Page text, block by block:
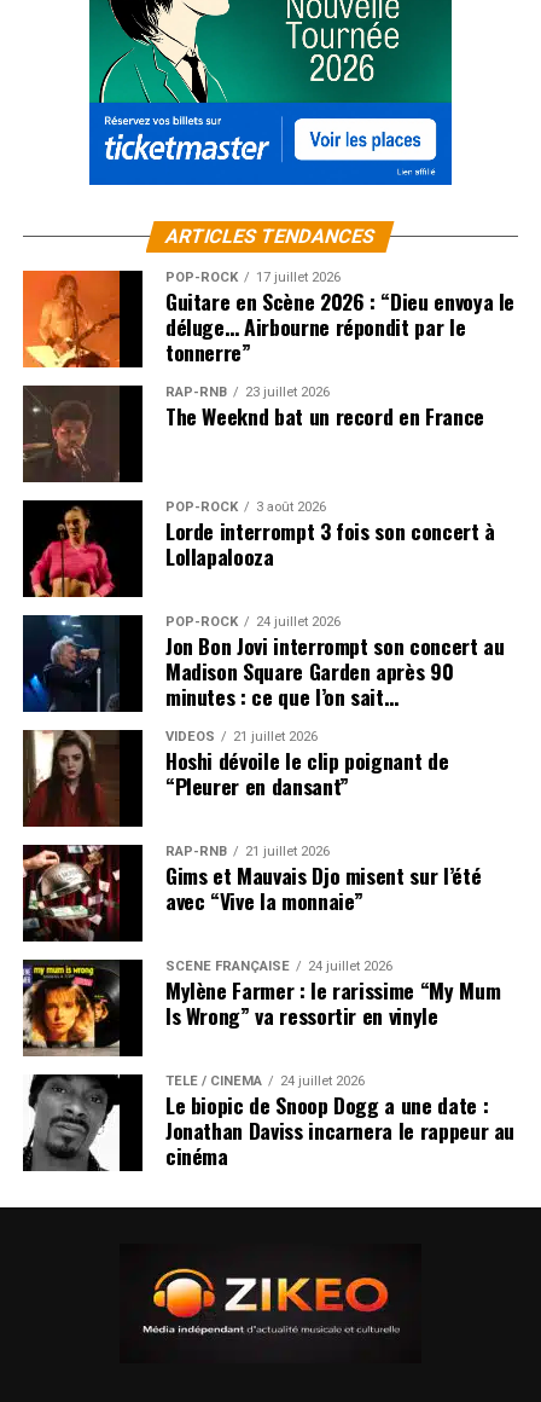
ARTICLES TENDANCES
POP-ROCK 17 juillet 2026
Guitare en Scène 2026 : “Dieu envoya le
déluge… Airbourne répondit par le
tonnerre”
RAP-RNB 23 juillet 2026
The Weeknd bat un record en France
POP-ROCK 3 août 2026
Lorde interrompt 3 fois son concert à
Lollapalooza
POP-ROCK 24 juillet 2026
Jon Bon Jovi interrompt son concert au
Madison Square Garden après 90
minutes : ce que l’on sait…
VIDEOS 21 juillet 2026
Hoshi dévoile le clip poignant de
“Pleurer en dansant”
RAP-RNB 21 juillet 2026
Gims et Mauvais Djo misent sur l’été
avec “Vive la monnaie”
SCÈNE FRANÇAISE 24 juillet 2026
Mylène Farmer : le rarissime “My Mum
Is Wrong” va ressortir en vinyle
TÉLÉ / CINÉMA 24 juillet 2026
Le biopic de Snoop Dogg a une date :
Jonathan Daviss incarnera le rappeur au
cinéma